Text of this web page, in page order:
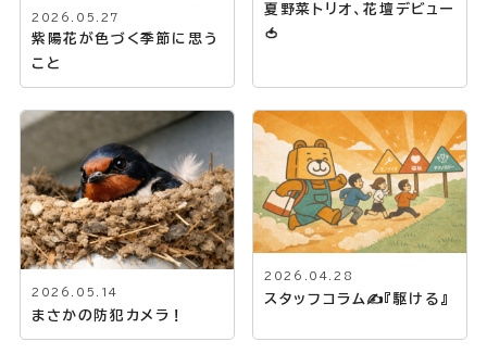
2026.05.27
紫陽花が色づく季節に思う
こと
夏野菜トリオ、花壇デビュー
🍅
2026.05.14
まさかの防犯カメラ！
2026.04.28
スタッフコラム✍『駆ける』